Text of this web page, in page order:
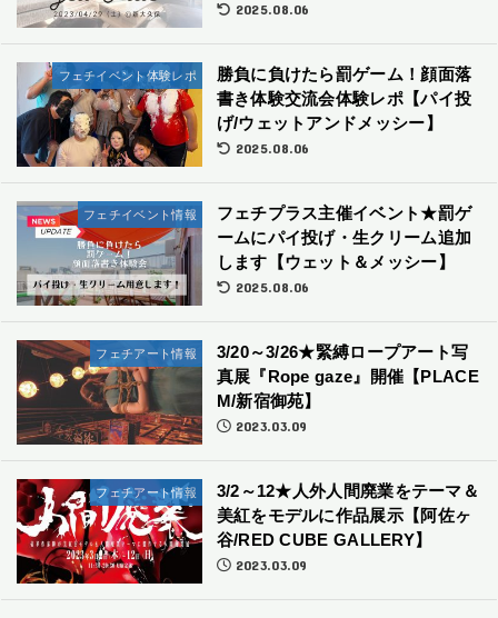
2025.08.06
フェチイベント体験レポ
勝負に負けたら罰ゲーム！顔面落
書き体験交流会体験レポ【パイ投
げ/ウェットアンドメッシー】
2025.08.06
フェチイベント情報
フェチプラス主催イベント★罰ゲ
ームにパイ投げ・生クリーム追加
します【ウェット＆メッシー】
2025.08.06
フェチアート情報
3/20～3/26★緊縛ロープアート写
真展『Rope gaze』開催【PLACE
M/新宿御苑】
2023.03.09
フェチアート情報
3/2～12★人外人間廃業をテーマ＆
美紅をモデルに作品展示【阿佐ヶ
谷/RED CUBE GALLERY】
2023.03.09